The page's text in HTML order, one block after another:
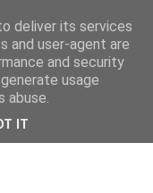
deliver its services
and user-agent are
and security
usage
abuse.
IT